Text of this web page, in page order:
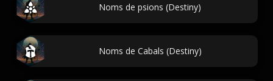
Noms de psions (Destiny)
Noms de Cabals (Destiny)